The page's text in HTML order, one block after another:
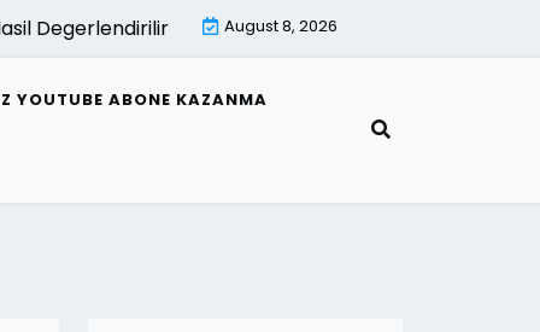
Degerlendirilir |E Fatura Hata Mesajlari Ve Cozumleri |
August 8, 2026
YOUTUBE ABONE KAZANMA